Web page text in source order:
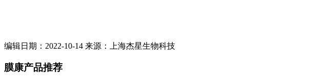
编辑日期：2022-10-14 来源：上海杰星生物科技
膜康产品推荐